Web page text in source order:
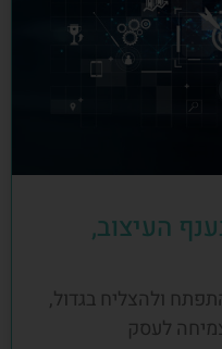
העיצוב,
ולהצליח בגדול,
לעסק